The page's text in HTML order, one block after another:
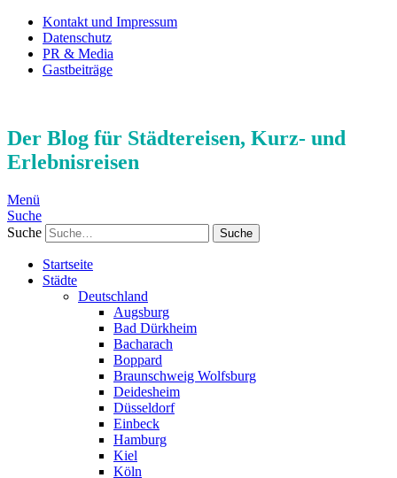
Kontakt und Impressum
Datenschutz
PR & Media
Gastbeiträge
Der Blog für Städtereisen, Kurz- und
Erlebnisreisen
Menü
Suche
Suche
Startseite
Städte
Deutschland
Augsburg
Bad Dürkheim
Bacharach
Boppard
Braunschweig Wolfsburg
Deidesheim
Düsseldorf
Einbeck
Hamburg
Kiel
Köln